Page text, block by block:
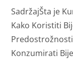
SadržajŠta je
Kako Koristiti
Konzumirati